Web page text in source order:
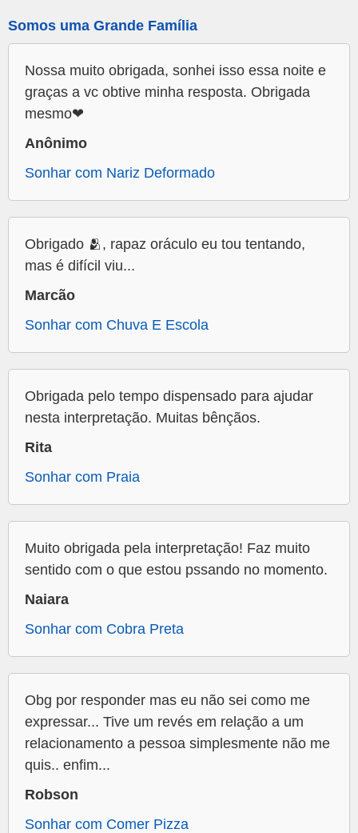
Somos uma Grande Família
Nossa muito obrigada, sonhei isso essa noite e
graças a vc obtive minha resposta. Obrigada
mesmo❤
Anônimo
Sonhar com Nariz Deformado
Obrigado 🫂, rapaz oráculo eu tou tentando,
mas é difícil viu...
Marcão
Sonhar com Chuva E Escola
Obrigada pelo tempo dispensado para ajudar
nesta interpretação. Muitas bênçãos.
Rita
Sonhar com Praia
Muito obrigada pela interpretação! Faz muito
sentido com o que estou pssando no momento.
Naiara
Sonhar com Cobra Preta
Obg por responder mas eu não sei como me
expressar... Tive um revés em relação a um
relacionamento a pessoa simplesmente não me
quis.. enfim...
Robson
Sonhar com Comer Pizza